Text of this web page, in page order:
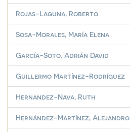
Rojas-Laguna, Roberto
Sosa-Morales, María Elena
García-Soto, Adrián David
Guillermo Martínez-Rodríguez
Hernandez-Nava, Ruth
Hernández-Martínez, Alejandro